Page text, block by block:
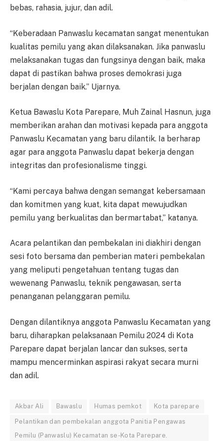
bebas, rahasia, jujur, dan adil.
“Keberadaan Panwaslu kecamatan sangat menentukan
kualitas pemilu yang akan dilaksanakan. Jika panwaslu
melaksanakan tugas dan fungsinya dengan baik, maka
dapat di pastikan bahwa proses demokrasi juga
berjalan dengan baik.” Ujarnya.
Ketua Bawaslu Kota Parepare, Muh Zainal Hasnun, juga
memberikan arahan dan motivasi kepada para anggota
Panwaslu Kecamatan yang baru dilantik. Ia berharap
agar para anggota Panwaslu dapat bekerja dengan
integritas dan profesionalisme tinggi.
“Kami percaya bahwa dengan semangat kebersamaan
dan komitmen yang kuat, kita dapat mewujudkan
pemilu yang berkualitas dan bermartabat,” katanya.
Acara pelantikan dan pembekalan ini diakhiri dengan
sesi foto bersama dan pemberian materi pembekalan
yang meliputi pengetahuan tentang tugas dan
wewenang Panwaslu, teknik pengawasan, serta
penanganan pelanggaran pemilu.
Dengan dilantiknya anggota Panwaslu Kecamatan yang
baru, diharapkan pelaksanaan Pemilu 2024 di Kota
Parepare dapat berjalan lancar dan sukses, serta
mampu mencerminkan aspirasi rakyat secara murni
dan adil.
Akbar Ali Bawaslu Humas pemkot Kota parepare
Pelantikan dan pembekalan anggota Panitia Pengawas
Pemilu (Panwaslu) Kecamatan se-Kota Parepare.